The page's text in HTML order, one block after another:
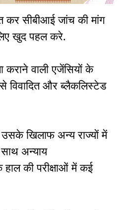
कर सीबीआई जांच की मांग
खुद पहल करे.
कराने वाली एजेंसियों के
विवादित और ब्लैकलिस्टेड
उसके खिलाफ अन्य राज्यों में
अन्याय
हाल की परीक्षाओं में कई